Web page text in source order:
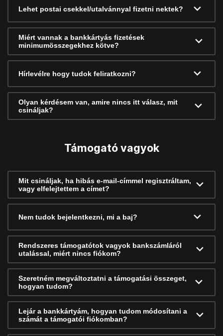
Lehet postai csekkel/utalvánnyal fizetni nektek?
Miért vannak a bankkártyás fizetések
minimumösszegekhez kötve?
Hírlevélre hogy tudok feliratkozni?
Olyan kérdésem van, amire nincs itt válasz, mit
csináljak?
Támogató vagyok
Mit csináljak, ha hibás e-mail-címmel regisztráltam,
vagy elfelejtettem a címet?
Nem tudok bejelentkezni, mi a baj?
Rendszeres támogatótok vagyok bankszámláról
utalással, miért nincs fiókom?
Szeretném megváltoztatni a támogatási összeget,
hogyan tudom?
Lejár a bankkártyám, hogyan tudom módosítani a
számát a támogatói fiókomban?